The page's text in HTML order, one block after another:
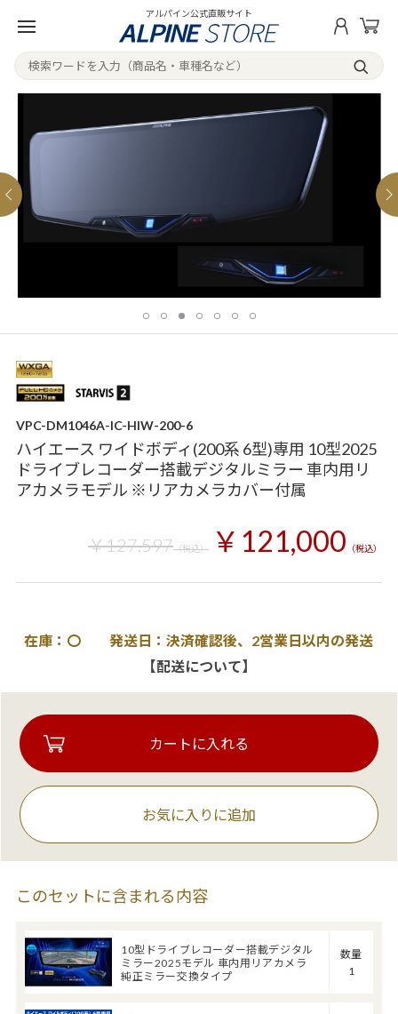
アルパイン公式直販サイト
VPC-DM1046A-IC-HIW-200-6
ハイエース ワイドボディ(200系 6型)専用 10型2025
ドライブレコーダー搭載デジタルミラー 車内用リ
アカメラモデル ※リアカメラカバー付属
￥127,597（税込） ￥121,000 （税込）
在庫：〇 発送日：決済確認後、2営業日以内の発送
【配送について】
お気に入りに追加
このセットに含まれる内容
10型ドライブレコーダー搭載デジタル
ミラー2025モデル 車内用リアカメラ
純正ミラー交換タイプ
数量
1